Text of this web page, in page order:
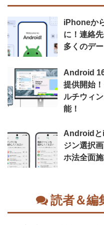
iPhoneか
に！連絡
多くのデ
Android
提供開始
ルチウィ
能！
Androidと
ジン選択
ホ法全面
読者＆編